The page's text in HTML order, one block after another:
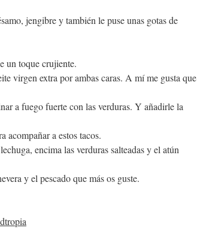
jengibre y también le puse unas gotas de
un toque crujiente.
virgen extra por ambas caras. A mí me gusta que
a fuego fuerte con las verduras. Y añadirle la
acompañar a estos tacos.
encima las verduras salteadas y el atún
y el pescado que más os guste.